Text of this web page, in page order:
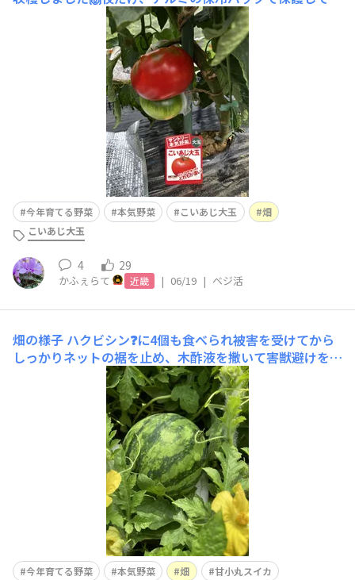
ました214gあります😳公式では80〜120gとありました少
し追熟させてから味わいたいと思います♪無事に収穫でき
てホッとしています🙌
今年育てる野菜 本気野菜 こいあじ大玉
畑
こいあじ大玉
4 29
かふぇらて 近畿 | 06/19 | ベジ活
畑の様子 ハクビシン❓に4個も食べられ被害を受けてから
しっかりネットの裾を止め、木酢液を撒いて害獣避けをし
てきましたお陰であれから被害は受けていません😁生き
残った甘小丸が大きくなりました🙌他にも小さいのがたく
さんありました！今度こそ収穫したいなぁ😅こいあじ中
玉が３段目まで実が付いてますこいあじ大玉は5段目まで
今年育てる野菜 本気野菜 畑
甘小丸スイカ